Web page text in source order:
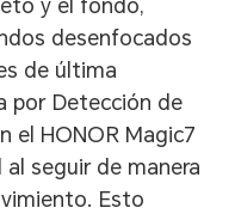
y el fondo,
desenfocados
de última
por Detección de
el HONOR Magic7
al seguir de manera
Esto